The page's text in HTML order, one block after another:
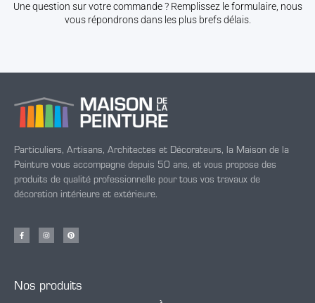
Une question sur votre commande ? Remplissez le formulaire, nous
vous répondrons dans les plus brefs délais.
Particuliers, Artisans, Architectes et Décorateurs, la Maison de la
Peinture vous accompagne depuis 50 ans, et vous propose des
produits de qualité professionnelle pour tous vos travaux de
décoration intérieure et extérieure.
Nos produits